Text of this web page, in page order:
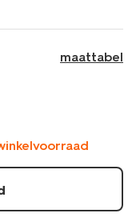
maattabel